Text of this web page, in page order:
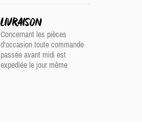
LIVRAISON
Concernant les pièces
d'occasion toute commande
passée avant midi est
expediée le jour même